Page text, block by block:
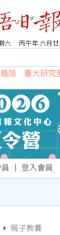
六 丙午年 六月廿
險 臺大研究
｜ 登入會員
親子教養